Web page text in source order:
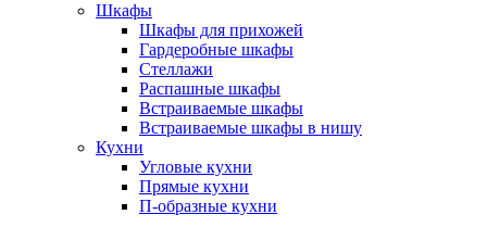
Шкафы
Шкафы для прихожей
Гардеробные шкафы
Стеллажи
Распашные шкафы
Встраиваемые шкафы
Встраиваемые шкафы в нишу
Кухни
Угловые кухни
Прямые кухни
П-образные кухни